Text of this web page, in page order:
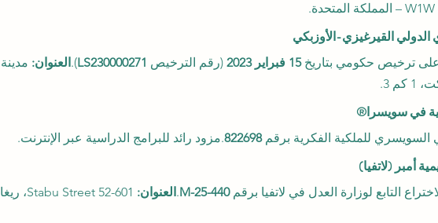
ترخيص حكومي بتاريخ 15 فبراير 2023 (رقم الترخيص LS230000271
).العنوان: مدينة
3.
السويسري للملكية الفكرية برقم 822698.مزود رائد للبرامج الدراسية عبر الإنترنت.
التابع لوزارة العدل في لاتفيا برقم M-25-440
.العنوان:
Stabu Street 52-601، ريغا